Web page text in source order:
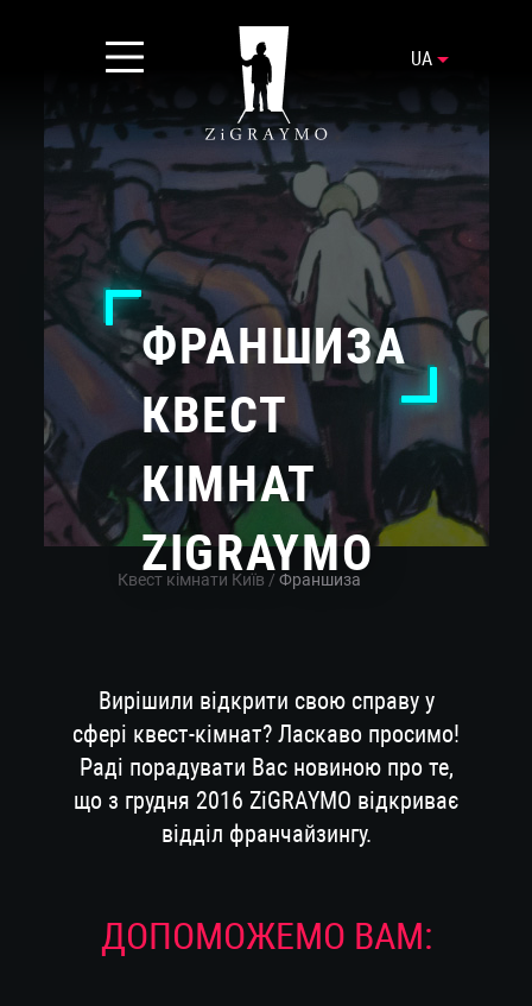
UA
ФРАНШИЗА
КВЕСТ
КІМНАТ
ZIGRAYMO
Квест кімнати Київ / Франшиза
Вирішили відкрити свою справу у
сфері квест-кімнат? Ласкаво просимо!
Раді порадувати Вас новиною про те,
що з грудня 2016 ZiGRAYMO відкриває
відділ франчайзингу.
ДОПОМОЖЕМО ВАМ: